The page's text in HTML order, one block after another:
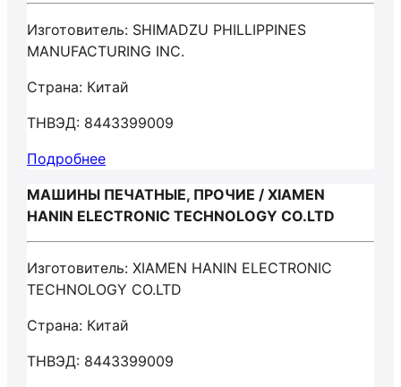
Изготовитель: SHIMADZU PHILLIPPINES
MANUFACTURING INC.
Страна: Китай
ТНВЭД: 8443399009
Подробнее
МАШИНЫ ПЕЧАТНЫЕ, ПРОЧИЕ / XIAMEN
HANIN ELECTRONIC TECHNOLOGY CO.LTD
Изготовитель: XIAMEN HANIN ELECTRONIC
TECHNOLOGY CO.LTD
Страна: Китай
ТНВЭД: 8443399009